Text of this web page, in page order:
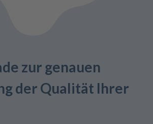
zur genauen
der Qualität Ihrer